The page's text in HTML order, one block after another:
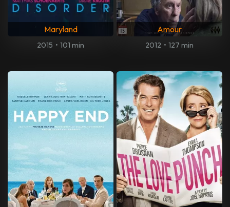
Maryland
2015 • 101 min
Amour
2012 • 127 min